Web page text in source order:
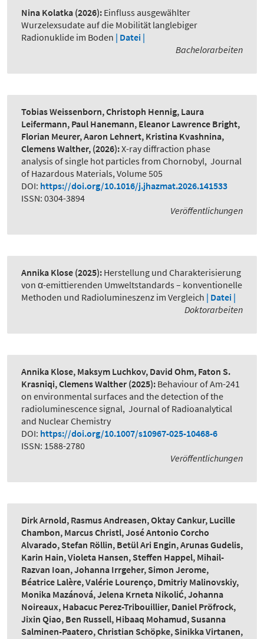
Nina Kolatka (2026): Einfluss ausgewählter
Wurzelexsudate auf die Mobilität langlebiger
Radionuklide im Boden | Datei |
Bachelorarbeiten
Tobias Weissenborn, Christoph Hennig, Laura
Leifermann, Paul Hanemann, Eleanor Lawrence Bright,
Florian Meurer, Aaron Lehnert, Kristina Kvashnina,
Clemens Walther, (2026):X-ray diffraction phase
analysis of single hot particles from Chornobyl, Journal
of Hazardous Materials, Volume 505
DOI: https://doi.org/10.1016/j.jhazmat.2026.141533
ISSN: 0304-3894
Veröffentlichungen
Annika Klose (2025): Herstellung und Charakterisierung
von α-emittierenden Umweltstandards – konventionelle
Methoden und Radiolumineszenz im Vergleich | Datei |
Doktorarbeiten
Annika Klose, Maksym Luchkov, David Ohm, Faton S.
Krasniqi, Clemens Walther (2025): Behaviour of Am-241
on environmental surfaces and the detection of the
radioluminescence signal, Journal of Radioanalytical
and Nuclear Chemistry
DOI: https://doi.org/10.1007/s10967-025-10468-6
ISSN: 1588-2780
Veröffentlichungen
Dirk Arnold, Rasmus Andreasen, Oktay Cankur, Lucille
Chambon, Marcus Christl, José Antonio Corcho
Alvarado, Stefan Röllin, Betül Ari Engin, Arunas Gudelis,
Karin Hain, Violeta Hansen, Steffen Happel, Mihail-
Razvan Ioan, Johanna Irrgeher, Simon Jerome,
Béatrice Lalère, Valérie Lourenço, Dmitriy Malinovskiy,
Monika Mazánová, Jelena Krneta Nikolić, Johanna
Noireaux, Habacuc Perez-Tribouillier, Daniel Pröfrock,
Jixin Qiao, Ben Russell, Hibaaq Mohamud, Susanna
Salminen-Paatero, Christian Schöpke, Sinikka Virtanen,